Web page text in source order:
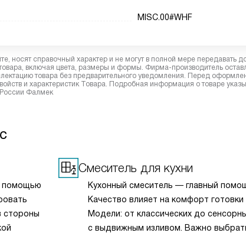
MISC.00#WHF
справочный характер и не могут в полной мере передавать
включая цвета, размеры и формы. Фирма-производитель
товара без предварительного уведомления. Перед
и характеристик Товара. Подробная информация о товаре
России Фалмек
помощью
стороны
Смеситель для кухни
Кухонный смеситель — главный
Качество влияет на комфорт готовки
Модели: от классических до
с выдвижным изливом. Важно